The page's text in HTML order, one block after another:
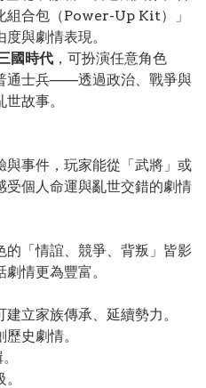
組合包（Power-Up Kit）」
與劇情表現。
國時代 ，可扮演任意角色
通士兵——透過政治、戰爭與
故事。
與事件，玩家能從「武將」或
受個人命運與亂世交錯的劇情
的「情誼、競爭、背叛」皆影
情更為豐富。
立家族傳承、延續勢力。
史劇情。